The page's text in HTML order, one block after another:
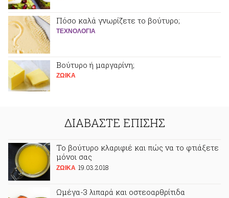
Πόσο καλά γνωρίζετε το βούτυρο;
ΤΕΧΝΟΛΟΓΙΑ
Βούτυρο ή μαργαρίνη;
ΖΩΙΚA
ΔΙΑΒΑΣΤΕ ΕΠΙΣΗΣ
Το βούτυρο κλαριφιέ και πώς να το φτιάξετε
μόνοι σας
ΖΩΙΚA 19.03.2018
Ωμέγα-3 λιπαρά και οστεοαρθρίτιδα